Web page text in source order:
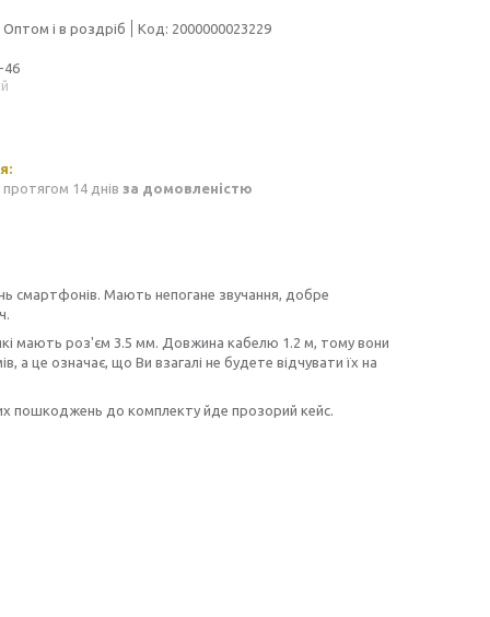
Оптом і в роздріб Код: 2000000023229
46
14 днів за домовленістю
смартфонів. Мають непогане звучання, добре
мають роз'єм 3.5 мм. Довжина кабелю 1.2 м, тому вони
а це означає, що Ви взагалі не будете відчувати їх на
пошкоджень до комплекту йде прозорий кейс.